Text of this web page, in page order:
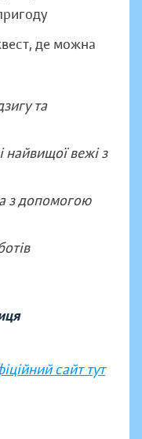
де можна
та
найвищої вежі з
з допомогою
сайт тут